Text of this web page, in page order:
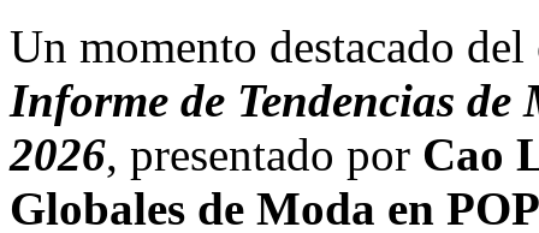
Un momento destacado
Informe de Tendencias
2026, presentado por Cao
Globales de Moda en